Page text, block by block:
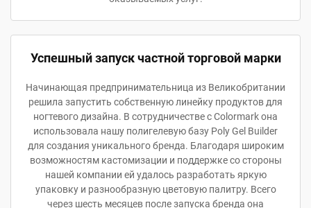
Успешный запуск частной торговой марки
Начинающая предпринимательница из Великобритании
решила запустить собственную линейку продуктов для
ногтевого дизайна. В сотрудничестве с Colormark она
использовала нашу полигелевую базу Poly Gel Builder
для создания уникального бренда. Благодаря широким
возможностям кастомизации и поддержке со стороны
нашей компании ей удалось разработать яркую
упаковку и разнообразную цветовую палитру. Всего
через шесть месяцев после запуска бренда она